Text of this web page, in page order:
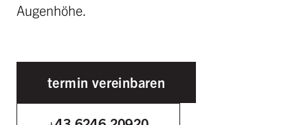
Augenhöhe.
termin vereinbaren